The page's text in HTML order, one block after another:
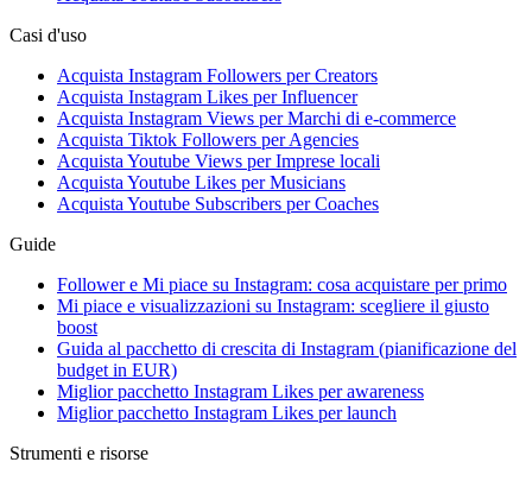
Casi d'uso
Acquista Instagram Followers per Creators
Acquista Instagram Likes per Influencer
Acquista Instagram Views per Marchi di e-commerce
Acquista Tiktok Followers per Agencies
Acquista Youtube Views per Imprese locali
Acquista Youtube Likes per Musicians
Acquista Youtube Subscribers per Coaches
Guide
Follower e Mi piace su Instagram: cosa acquistare per primo
Mi piace e visualizzazioni su Instagram: scegliere il giusto
boost
Guida al pacchetto di crescita di Instagram (pianificazione del
budget in EUR)
Miglior pacchetto Instagram Likes per awareness
Miglior pacchetto Instagram Likes per launch
Strumenti e risorse